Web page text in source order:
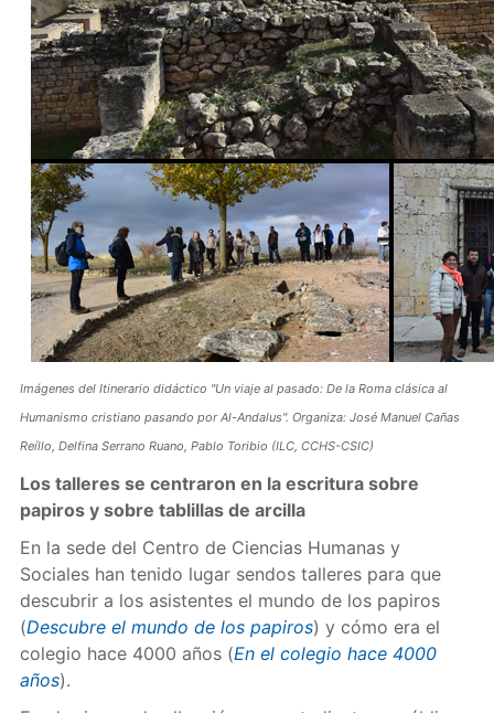
Imágenes del Itinerario didáctico "Un viaje al pasado: De la Roma clásica al
Humanismo cristiano pasando por Al-Andalus". Organiza: José Manuel Cañas
Reíllo, Delfina Serrano Ruano, Pablo Toribio (ILC, CCHS-CSIC)
Los talleres se centraron en la escritura sobre
papiros y sobre tablillas de arcilla
En la sede del Centro de Ciencias Humanas y
Sociales han tenido lugar sendos talleres para que
descubrir a los asistentes el mundo de los papiros
(Descubre el mundo de los papiros) y cómo era el
colegio hace 4000 años (En el colegio hace 4000
años).